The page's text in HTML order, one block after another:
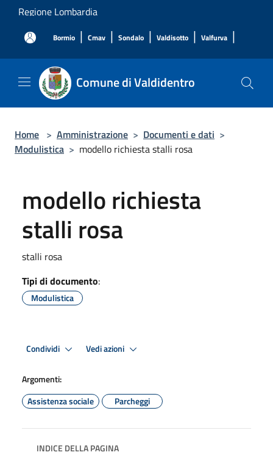
Salta al contenuto principale
Regione Lombardia
Bormio | Cmav | Sondalo | Valdisotto | Valfurva |
Comune di Valdidentro
Home > Amministrazione > Documenti e dati >
Modulistica > modello richiesta stalli rosa
modello richiesta
stalli rosa
stalli rosa
Tipi di documento:
Modulistica
Condividi Vedi azioni
Argomenti:
Assistenza sociale
Parcheggi
INDICE DELLA PAGINA